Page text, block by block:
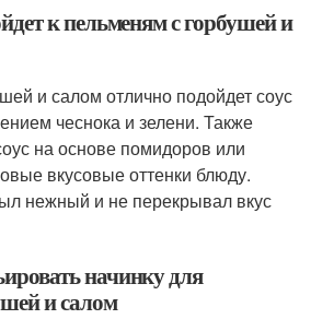
к пельменям с горбушей и
и салом отлично подойдет соус
чеснока и зелени. Также
на основе помидоров или
вкусовые оттенки блюду.
нежный и не перекрывал вкус
начинку для
и салом